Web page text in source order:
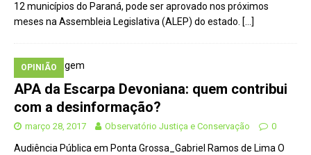
12 municípios do Paraná, pode ser aprovado nos próximos
meses na Assembleia Legislativa (ALEP) do estado. […]
OPINIÃO
APA da Escarpa Devoniana: quem contribui
com a desinformação?
março 28, 2017 Observatório Justiça e Conservação 0
Audiência Pública em Ponta Grossa_Gabriel Ramos de Lima O